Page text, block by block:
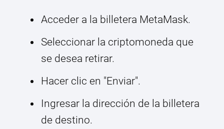
Acceder a la billetera MetaMask.
Seleccionar la criptomoneda que
se desea retirar.
Hacer clic en "Enviar".
Ingresar la dirección de la billetera
de destino.